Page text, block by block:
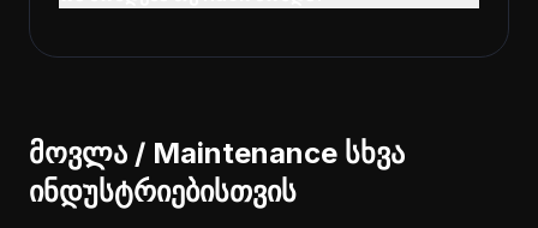
მოვლა / Maintenance სხვა
ინდუსტრიებისთვის